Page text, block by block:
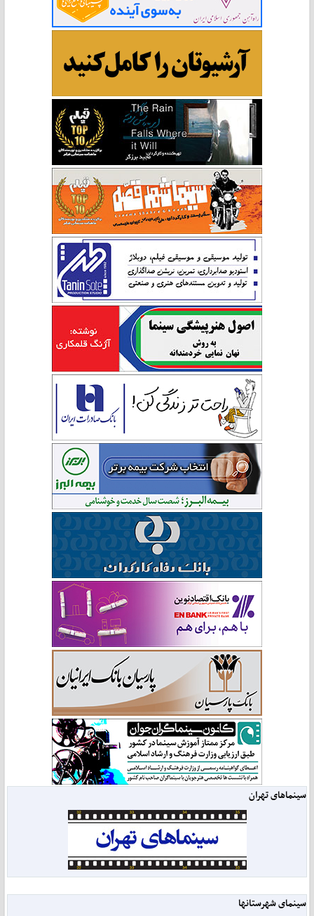
سینماهای تهران
سینمای شهرستانها